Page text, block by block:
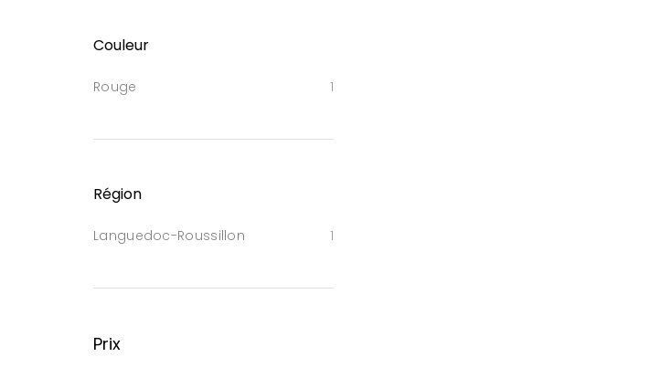
Couleur
Rouge 1
Région
Languedoc-Roussillon 1
Prix